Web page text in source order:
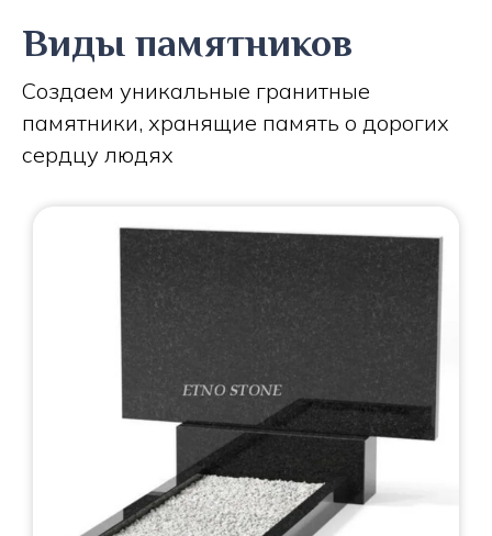
Виды памятников
Создаем уникальные гранитные
памятники, хранящие память о дорогих
сердцу людях